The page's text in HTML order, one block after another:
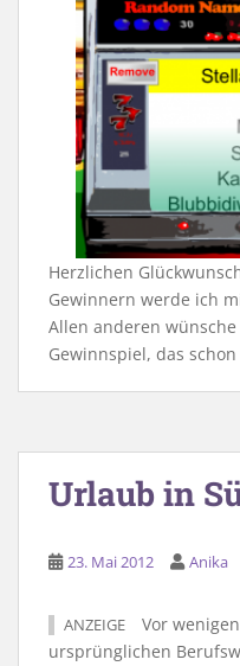
Herzlichen
Gewinnern werde ich
Allen anderen
Gewinnspiel, das
Urlaub in
23. Mai 2012 Anika
ANZEIGE
Vor
ursprünglichen